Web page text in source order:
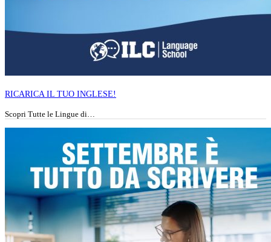
RICARICA IL TUO INGLESE!
Scopri Tutte le Lingue di…